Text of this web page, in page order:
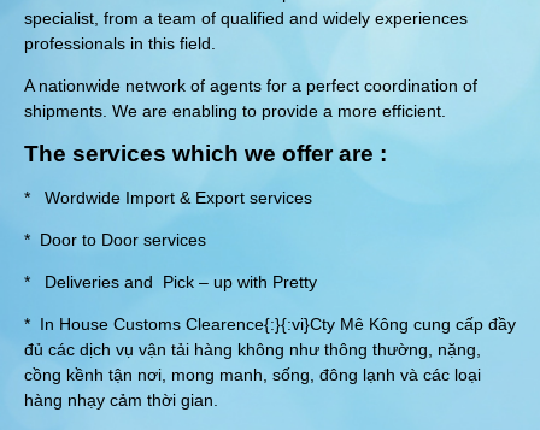
specialist, from a team of qualified and widely experiences
professionals in this field.
A nationwide network of agents for a perfect coordination of
shipments. We are enabling to provide a more efficient.
The services which we offer are :
* Wordwide Import & Export services
* Door to Door services
* Deliveries and Pick – up with Pretty
* In House Customs Clearence{:}{:vi}Cty Mê Kông cung cấp đầy
đủ các dịch vụ vận tải hàng không như thông thường, nặng,
cồng kềnh tận nơi, mong manh, sống, đông lạnh và các loại
hàng nhạy cảm thời gian.